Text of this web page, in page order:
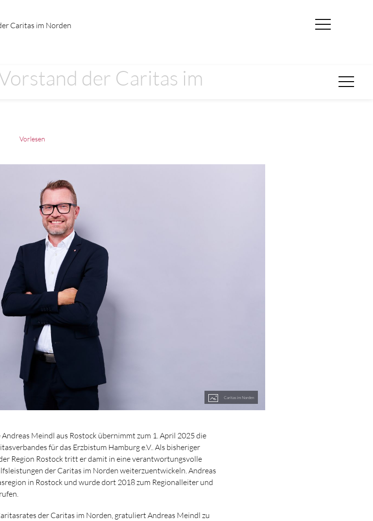
Caritas im Norden
der Caritas im
Vorlesen
Caritas im Norden
Meindl aus Rostock übernimmt zum 1. April 2025 die
für das Erzbistum Hamburg e.V.. Als bisheriger
Region Rostock tritt er damit in eine verantwortungsvolle
der Caritas im Norden weiterzuentwickeln. Andreas
in Rostock und wurde dort 2018 zum Regionalleiter und
der Caritas im Norden, gratuliert Andreas Meindl zu